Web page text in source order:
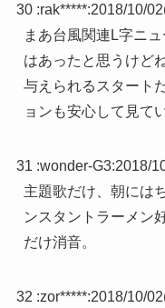
30 :rak*****:2018/10/
まあ台風関連L字ニ
はあったと思うけど
与えられるスタート
ョンも安心して見て
31 :wonder-G3:2018/
主題歌だけ、朝には
ンスタントラーメン
だけ消音。
32 :zor*****:2018/10/